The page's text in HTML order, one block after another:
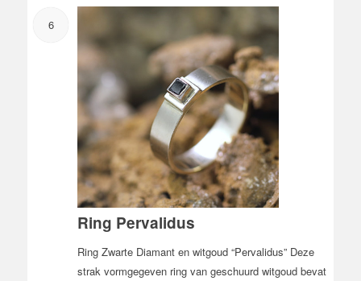
6
Ring Pervalidus
Ring Zwarte Diamant en witgoud “Pervalidus” Deze
strak vormgegeven ring van geschuurd witgoud bevat